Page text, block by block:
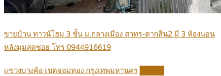
ขายบ้าน ทาวน์โฮม 3 ชั้น ม.กลางเมือง สาทร-ตากสิน2 มี 3 ห้องนอน
หลังมุมสุดซอย โทร 0944916619
แขวงบางค้อ เขตจอมทอง กรุงเทพมหานคร